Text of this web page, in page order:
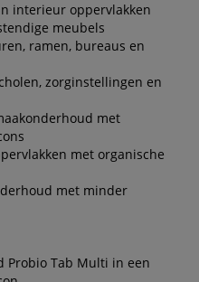
interieur oppervlakken
meubels
ramen, bureaus en
zorginstellingen en
met
met organische
met minder
Probio Tab Multi in een